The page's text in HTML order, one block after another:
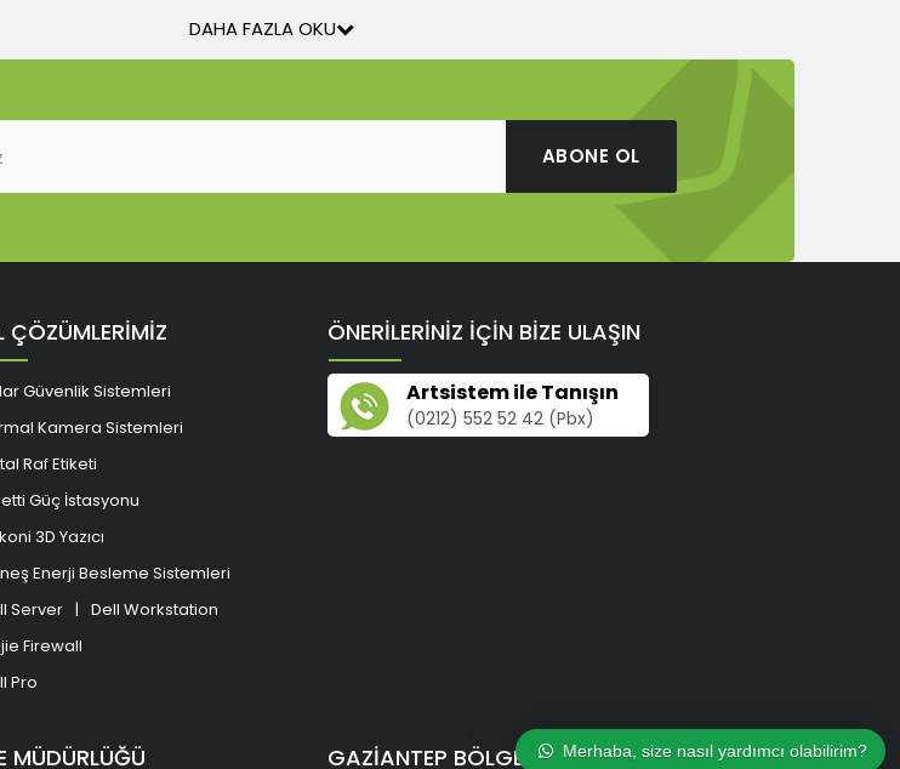
DAHA FAZLA OKU
ABONE OL
Merhaba, size nasıl yardımcı olabilirim?
ÇÖZÜMLERİMİZ
Güvenlik Sistemleri
Kamera Sistemleri
Raf Etiketi
Güç İstasyonu
3D Yazıcı
Enerji Besleme Sistemleri
Server | Dell Workstation
Firewall
Pro
ÖNERİLERİNİZ İÇİN BİZE ULAŞIN
Artsistem ile Tanışın
(0212) 552 52 42 (Pbx)
MÜDÜRLÜĞÜ GAZIANTEP BÖLGE MÜDÜRLÜĞÜ